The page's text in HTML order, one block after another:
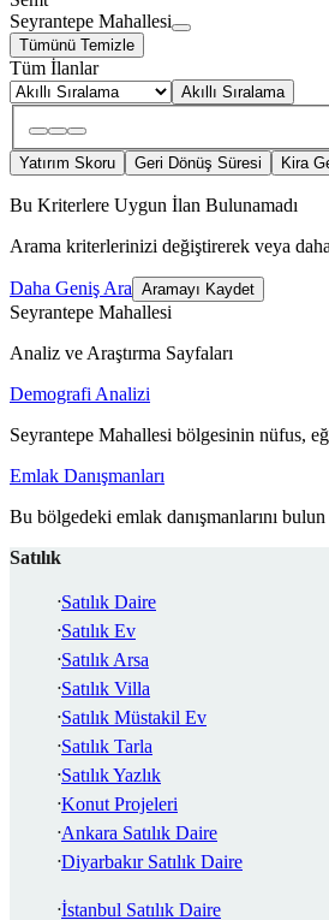
Seyrantepe Mahallesi
Tümünü Temizle
Tüm İlanlar
Akıllı Sıralama
Yatırım Skoru Geri Dönüş Süresi Kira
Bu Kriterlere Uygun İlan Bulunamadı
Arama kriterlerinizi değiştirerek veya
Daha Geniş Ara Aramayı Kaydet
Seyrantepe Mahallesi
Analiz ve Araştırma Sayfaları
Demografi Analizi
Seyrantepe Mahallesi bölgesinin nüfus,
Emlak Danışmanları
Bu bölgedeki emlak danışmanlarını bulun
Satılık
Satılık Daire
Satılık Ev
Satılık Arsa
Satılık Villa
Satılık Müstakil Ev
Satılık Tarla
Satılık Yazlık
Konut Projeleri
Ankara Satılık Daire
Diyarbakır Satılık Daire
İstanbul Satılık Daire